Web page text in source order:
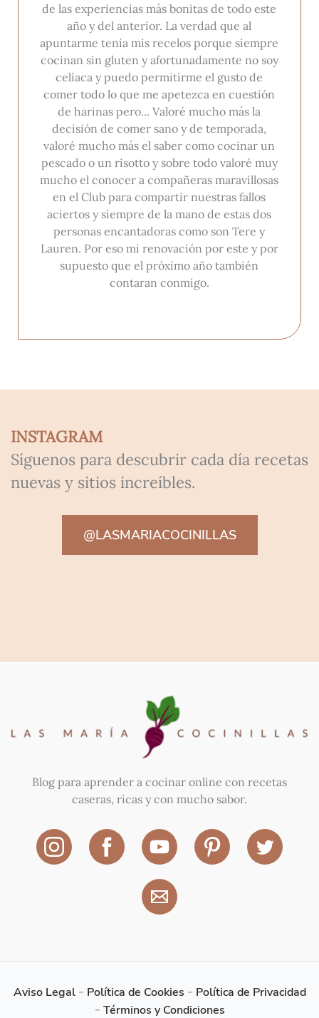
de las experiencias más bonitas de todo este
año y del anterior. La verdad que al
apuntarme tenía mis recelos porque siempre
cocinan sin gluten y afortunadamente no soy
celíaca y puedo permitirme el gusto de
comer todo lo que me apetezca en cuestión
de harinas pero... Valoré mucho más la
decisión de comer sano y de temporada,
valoré mucho más el saber como cocinar un
pescado o un risotto y sobre todo valoré muy
mucho el conocer a compañeras maravillosas
en el Club para compartir nuestras fallos
aciertos y siempre de la mano de estas dos
personas encantadoras como son Tere y
Lauren. Por eso mi renovación por este y por
supuesto que el próximo año también
contaran conmigo.
INSTAGRAM
Síguenos para descubrir cada día recetas
nuevas y sitios increíbles.
@LASMARIACOCINILLAS
Blog para aprender a cocinar online con recetas
caseras, ricas y con mucho sabor.
Aviso Legal- Política de Cookies - Política de Privacidad
- Términos y Condiciones